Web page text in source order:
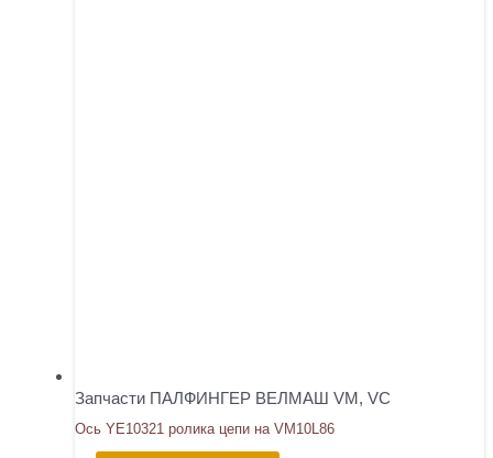
Запчасти ПАЛФИНГЕР ВЕЛМАШ VM, VC
Ось YE10321 ролика цепи на VM10L86